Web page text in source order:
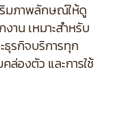
ริมภาพลักษณ์ให้ดู
าน เหมาะสำหรับ
ธุรกิจบริการทุก
ล่องตัว และการใช้